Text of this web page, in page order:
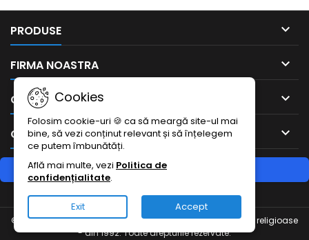
PRODUSE 
FIRMA NOASTRA 
CONTUL DUMNEAVOASTRA 
CONTACTEAZA-NE 
Cookies
Folosim cookie-uri 🍪 ca să meargă site-ul mai
bine, să vezi conținut relevant și să înțelegem
ce putem îmbunătăți.
Află mai multe, vezi Politica de
confidențialitate.
Exit Accept
RETRAGERE DIN CONTRACT
Urmărește starea retragerii
© Copyright 2026 Bisericesti.ro - Obiecte de cult si articole religioase
- din 1992. Toate drepturile rezervate.